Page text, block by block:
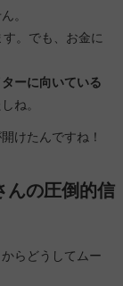
。
。でも、お金に
ターに向いている
ね。
けたんですね！
んの圧倒的信
らどうしてムー